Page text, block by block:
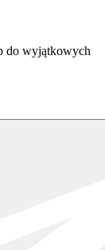
do wyjątkowych